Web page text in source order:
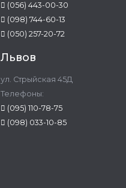
(056) 443-00-30
(098) 744-60-13
(050) 257-20-72
Львов
ул. Стрыйская 45Д
Телефоны:
(095) 110-78-75
(098) 033-10-85